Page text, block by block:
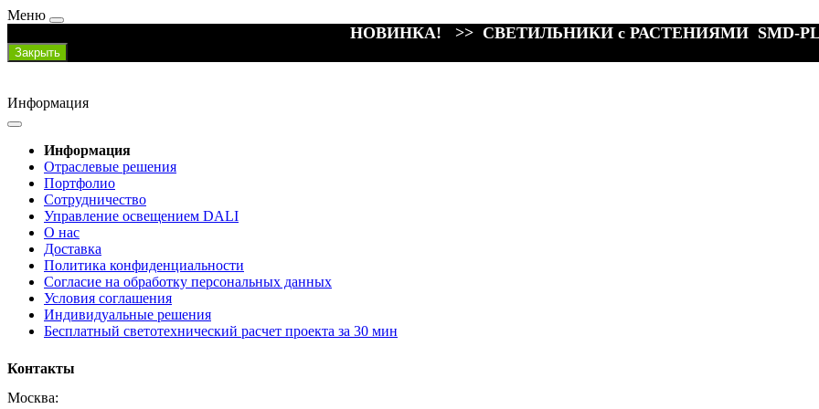
Меню
НОВИНКА! >> СВЕТИЛЬНИКИ с РАСТЕНИЯМИ SMD-
Закрыть
Информация
Информация
Отраслевые решения
Портфолио
Сотрудничество
Управление освещением DALI
О нас
Доставка
Политика конфиденциальности
Согласие на обработку персональных данных
Условия соглашения
Индивидуальные решения
Бесплатный светотехнический расчет проекта за 30 мин
Контакты
Москва: